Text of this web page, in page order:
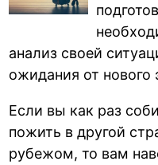
анализ своей
ожидания от нового
Если вы как раз
пожить в другой
рубежом, то вам